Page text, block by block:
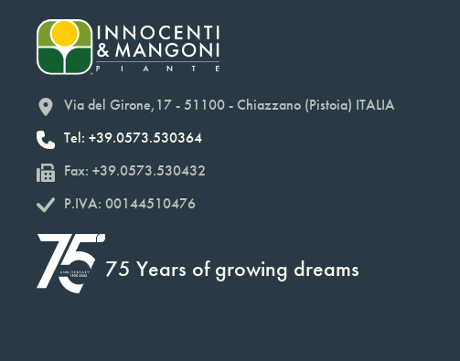
Via del Girone,17 - 51100 - Chiazzano (Pistoia) ITALIA
Tel: +39.0573.530364
Fax: +39.0573.530432
P.IVA: 00144510476
75 Years of growing dreams